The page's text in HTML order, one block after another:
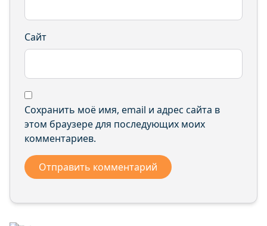
Сайт
Сохранить моё имя, email и адрес сайта в
этом браузере для последующих моих
комментариев.